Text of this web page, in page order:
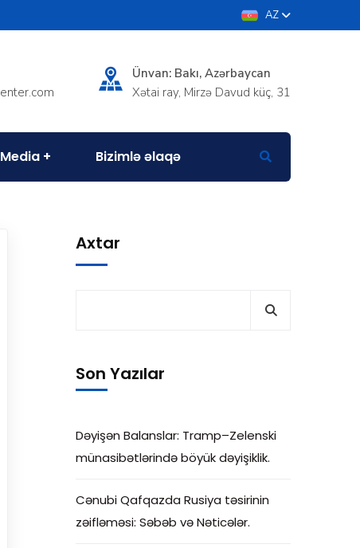
AZ
Ünvan: Bakı, Azərbaycan
Xətai ray, Mirzə Davud küç, 31
Media Bizimlə əlaqə
Axtar
Son Yazılar
Dəyişən Balanslar: Tramp–Zelenski
münasibətlərində böyük dəyişiklik.
Cənubi Qafqazda Rusiya təsirinin
zəifləməsi: Səbəb və Nəticələr.